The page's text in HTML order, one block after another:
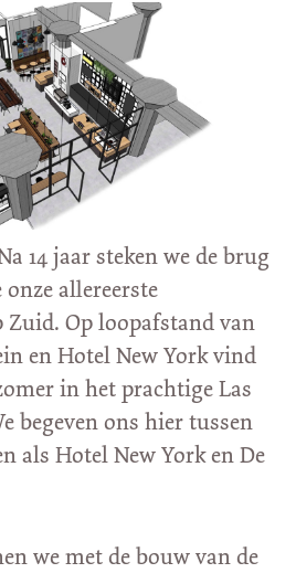
14 jaar steken we de brug
allereerste
Zuid. Op loopafstand van
en Hotel New York vind
in het prachtige Las
begeven ons hier tussen
als Hotel New York en De
we met de bouw van de